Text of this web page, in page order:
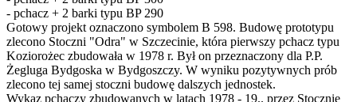
- pchacz + 2 barki typu BP 290
Gotowy projekt oznaczono symbolem B 598. Budowę prototypu
zlecono Stoczni "Odra" w Szczecinie, która pierwszy pchacz typu
Koziorożec zbudowała w 1978 r. Był on przeznaczony dla P.P.
Żegluga Bydgoska w Bydgoszczy. W wyniku pozytywnych prób
zlecono tej samej stoczni budowę dalszych jednostek.
Wykaz pchaczy zbudowanych w latach 1978 - 19.. przez Stocznię